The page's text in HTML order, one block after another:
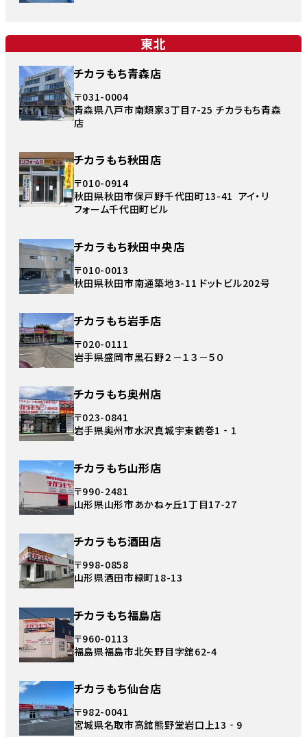
東北
チカラもち青森店
〒031-0004
青森県八戸市南類家3丁目7-25 チカラもち青森
店
チカラもち秋田店
〒010-0914
秋田県秋田市保戸野千代田町13-41 アイ・リ
フォーム千代田町ビル
チカラもち秋田中央店
〒010-0013
秋田県秋田市南通築地3-11 ドットビル202号
チカラもち岩手店
〒020-0111
岩手県盛岡市黒石野２－１３－５０
チカラもち奥州店
〒023-0841
岩手県奥州市水沢真城宇東鶴巻1‐1
チカラもち山形店
〒990-2481
山形県山形市あかねヶ丘1丁目17-27
チカラもち酒田店
〒998-0858
山形県酒田市緑町18-13
チカラもち福島店
〒960-0113
福島県福島市北矢野目字舘62-4
チカラもち仙台店
〒982-0041
宮城県名取市高舘熊野堂岩口上13‐9